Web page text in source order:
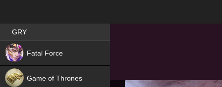
Best RPG games in Poland
GRY
Fatal Force
Game of Thrones